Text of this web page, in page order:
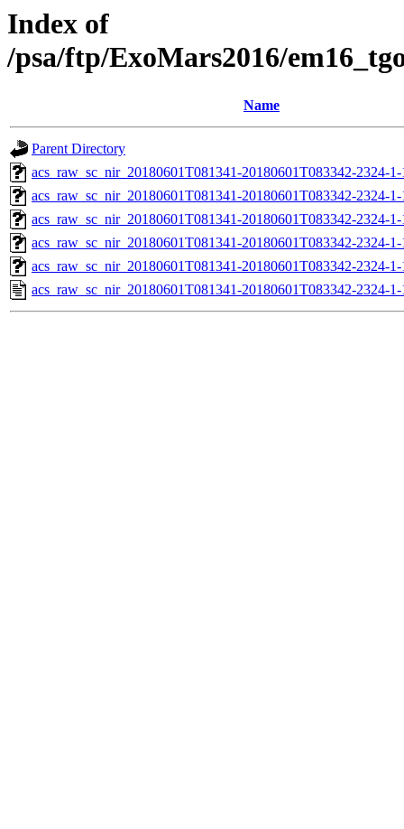
Index of
/psa/ftp/ExoMars2016/
Name
Parent Directory
acs_raw_sc_nir_20180601T081341-20180601T083342-2324-
acs_raw_sc_nir_20180601T081341-20180601T083342-2324-
acs_raw_sc_nir_20180601T081341-20180601T083342-2324-
acs_raw_sc_nir_20180601T081341-20180601T083342-2324-
acs_raw_sc_nir_20180601T081341-20180601T083342-2324-
acs_raw_sc_nir_20180601T081341-20180601T083342-2324-